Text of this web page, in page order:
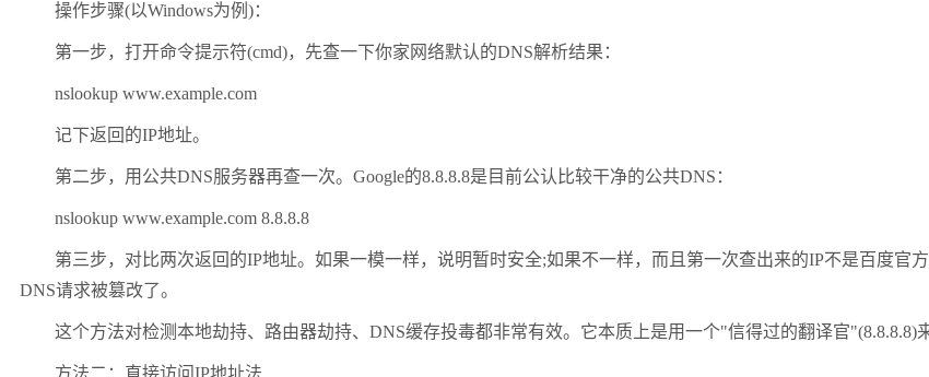
操作步骤(以Windows为例)：
第一步，打开命令提示符(cmd)，先查一下你家网络默认的DNS解析结果：
nslookup www.example.com
记下返回的IP地址。
第二步，用公共DNS服务器再查一次。Google的8.8.8.8是目前公认比较干净的公共DNS：
nslookup www.example.com 8.8.8.8
第三步，对比两次返回的IP地址。如果一模一样，说明暂时安全;如果不一样，而且第一次查出来的IP不是百度官
DNS请求被篡改了。
这个方法对检测本地劫持、路由器劫持、DNS缓存投毒都非常有效。它本质上是用一个"信得过的翻译官"(8.8.8.8)